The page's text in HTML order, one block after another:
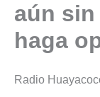
aún
haga
Radio